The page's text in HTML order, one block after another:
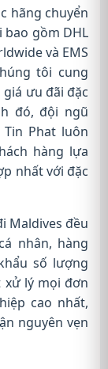
hãng chuyển
gồm DHL
và EMS
tôi cung
ưu đãi đặc
đó, đội ngũ
Phat luôn
hàng lựa
nhất với đặc
Maldives đều
nhân, hàng
số lượng
xử lý mọi đơn
cao nhất,
nguyên vẹn